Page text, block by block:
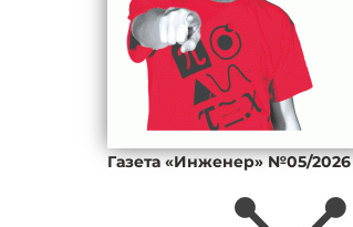
Газета «Инженер» №05/2026